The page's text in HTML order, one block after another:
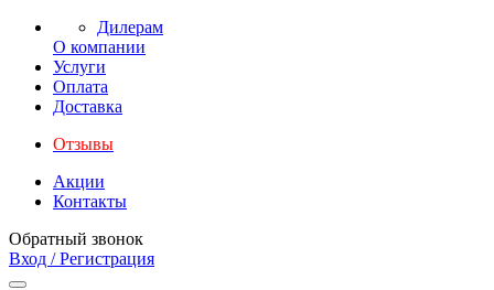
Дилерам
О компании
Услуги
Оплата
Доставка
Отзывы
Акции
Контакты
Обратный звонок
Вход / Регистрация